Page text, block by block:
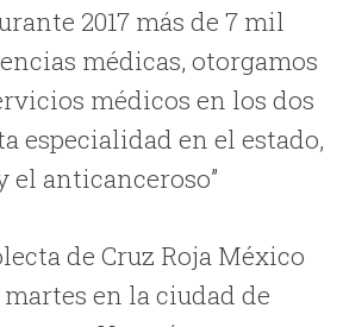
2017 más de 7 mil
médicas, otorgamos
médicos en los dos
especialidad en el estado,
el anticanceroso”
de Cruz Roja México
en la ciudad de